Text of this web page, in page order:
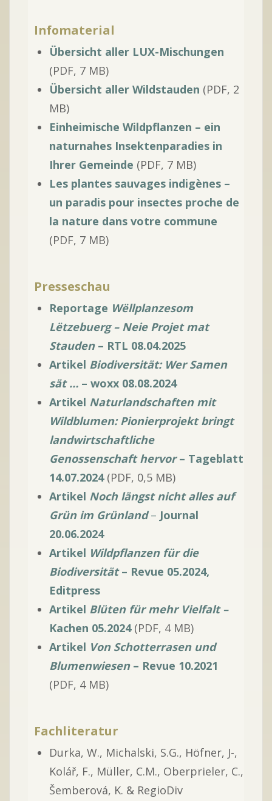
Infomaterial
Übersicht aller LUX-Mischungen
(PDF, 7 MB)
Übersicht aller Wildstauden (PDF, 2
MB)
Einheimische Wildpflanzen – ein
naturnahes Insektenparadies in
Ihrer Gemeinde (PDF, 7 MB)
Les plantes sauvages indigènes –
un paradis pour insectes proche de
la nature dans votre commune
(PDF, 7 MB)
Presseschau
Reportage Wëllplanzesom
Lëtzebuerg – Neie Projet mat
Stauden– RTL 08.04.2025
Artikel Biodiversität: Wer Samen
sät … – woxx 08.08.2024
Artikel Naturlandschaften mit
Wildblumen: Pionierprojekt bringt
landwirtschaftliche
Genossenschaft hervor– Tageblatt
14.07.2024(PDF, 0,5 MB)
Artikel Noch längst nicht alles auf
Grün im Grünland– Journal
20.06.2024
Artikel Wildpflanzen für die
Biodiversität– Revue 05.2024,
Editpress
Artikel Blüten für mehr Vielfalt –
Kachen 05.2024(PDF, 4 MB)
Artikel Von Schotterrasen und
Blumenwiesen– Revue 10.2021
(PDF, 4 MB)
Fachliteratur
Durka, W., Michalski, S.G., Höfner, J-,
Kolář, F., Müller, C.M., Oberprieler, C.,
Šemberová, K. & RegioDiv